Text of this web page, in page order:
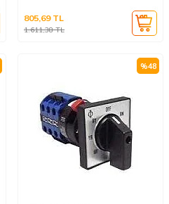
1.611,38TL
805,69TL
%48